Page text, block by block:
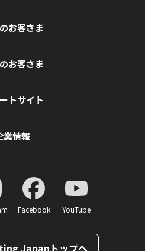
お客さま
お客さま
トサイト
業情報
Facebook YouTube
Japanトップへ